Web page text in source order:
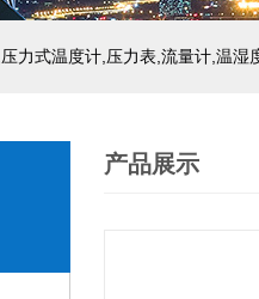
产品展示